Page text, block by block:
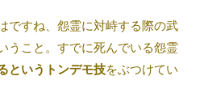
すね、怨霊に対峙する際の武
うこと。すでに死んでいる怨霊
というトンデモ技をぶつけてい